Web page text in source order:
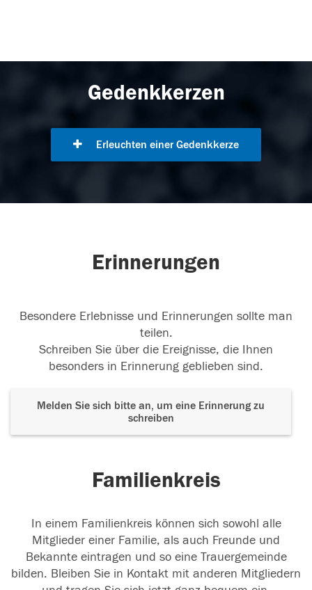
Gedenkkerzen
Erleuchten einer Gedenkkerze
Erinnerungen
Besondere Erlebnisse und Erinnerungen sollte man
teilen.
Schreiben Sie über die Ereignisse, die Ihnen
besonders in Erinnerung geblieben sind.
Melden Sie sich bitte an, um eine Erinnerung zu
schreiben
Familienkreis
In einem Familienkreis können sich sowohl alle
Mitglieder einer Familie, als auch Freunde und
Bekannte eintragen und so eine Trauergemeinde
bilden. Bleiben Sie in Kontakt mit anderen Mitgliedern